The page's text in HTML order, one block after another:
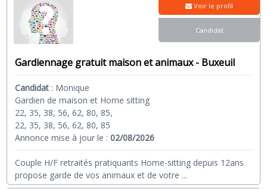
Gardiennage gratuit maison et animaux - Buxeuil
Candidat : Monique
Gardien de maison et Home sitting
22, 35, 38, 56, 62, 80, 85,
22, 35, 38, 56, 62, 80, 85
Annonce mise à jour le :02/08/2026
Couple H/F retraités pratiquants Home-sitting depuis 12ans
propose garde de vos animaux et de votre ...
Voir le profil
Candidat